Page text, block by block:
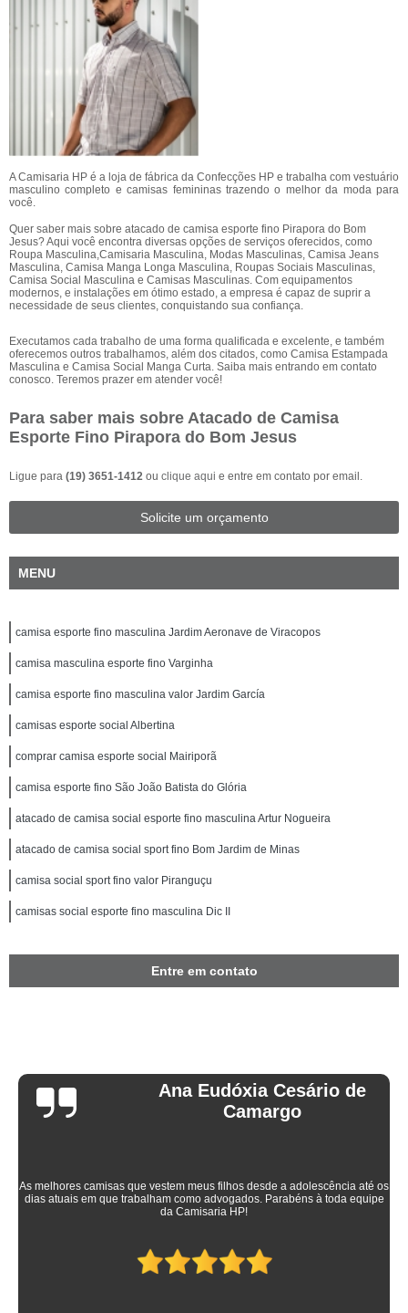
A Camisaria HP é a loja de fábrica da Confecções HP e trabalha com vestuário
masculino completo e camisas femininas trazendo o melhor da moda para
você.
Quer saber mais sobre atacado de camisa esporte fino Pirapora do Bom
Jesus? Aqui você encontra diversas opções de serviços oferecidos, como
Roupa Masculina,Camisaria Masculina, Modas Masculinas, Camisa Jeans
Masculina, Camisa Manga Longa Masculina, Roupas Sociais Masculinas,
Camisa Social Masculina e Camisas Masculinas. Com equipamentos
modernos, e instalações em ótimo estado, a empresa é capaz de suprir a
necessidade de seus clientes, conquistando sua confiança.
Executamos cada trabalho de uma forma qualificada e excelente, e também
oferecemos outros trabalhamos, além dos citados, como Camisa Estampada
Masculina e Camisa Social Manga Curta. Saiba mais entrando em contato
conosco. Teremos prazer em atender você!
Para saber mais sobre Atacado de Camisa
Esporte Fino Pirapora do Bom Jesus
Ligue para (19) 3651-1412 ou clique aqui e entre em contato por email.
Solicite um orçamento
MENU
camisa esporte fino masculina Jardim Aeronave de Viracopos
camisa masculina esporte fino Varginha
camisa esporte fino masculina valor Jardim García
camisas esporte social Albertina
comprar camisa esporte social Mairiporã
camisa esporte fino São João Batista do Glória
atacado de camisa social esporte fino masculina Artur Nogueira
atacado de camisa social sport fino Bom Jardim de Minas
camisa social sport fino valor Piranguçu
camisas social esporte fino masculina Dic II
Entre em contato
Ana Eudóxia Cesário de
Camargo
As melhores camisas que vestem meus filhos desde a adolescência até os
dias atuais em que trabalham como advogados. Parabéns à toda equipe
da Camisaria HP!